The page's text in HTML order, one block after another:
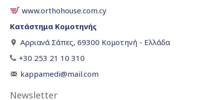
www.orthohouse.com.cy
Κατάστημα Κομοτηνής
Αρριανά Σάπες, 69300 Κομοτηνή - Ελλάδα
+30 253 21 10 310
kappamedi@mail.com
Newsletter